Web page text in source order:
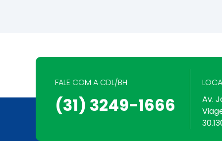
FALE COM A CDL/BH
(31) 3249-1666
Av.